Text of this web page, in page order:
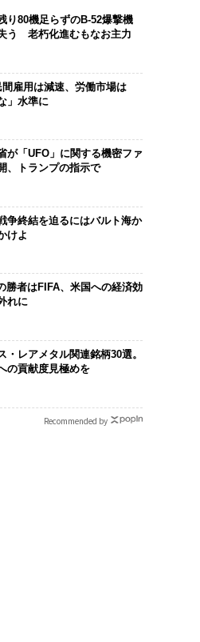
り80機足らずのB-52爆撃機
う 老朽化進むもなお主力
雇用は減速、労働市場は
」水準に
が「UFO」に関する機密ファ
、トランプの指示で
争終結を迫るにはバルト海か
けよ
勝者はFIFA、米国への経済効
れに
・レアメタル関連銘柄30選。
の貢献度見極めを
Recommended by